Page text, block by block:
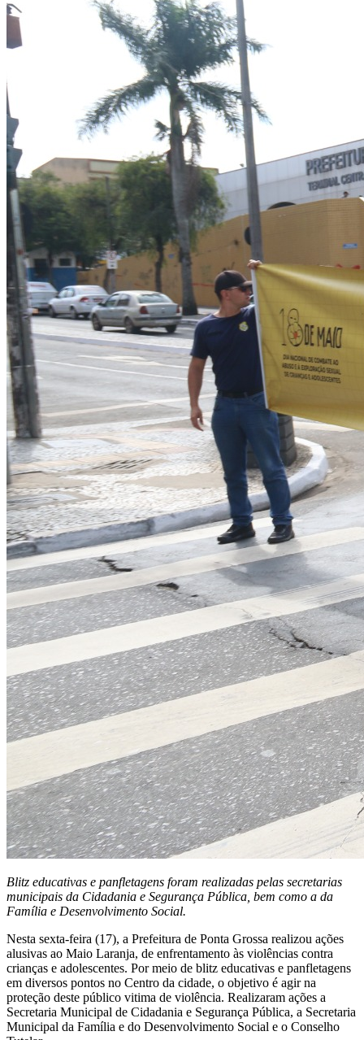
Blitz educativas e panfletagens foram realizadas pelas secretarias
municipais da Cidadania e Segurança Pública, bem como a da
Família e Desenvolvimento Social.
Nesta sexta-feira (17), a Prefeitura de Ponta Grossa realizou ações
alusivas ao Maio Laranja, de enfrentamento às violências contra
crianças e adolescentes. Por meio de blitz educativas e panfletagens
em diversos pontos no Centro da cidade, o objetivo é agir na
proteção deste público vitima de violência. Realizaram ações a
Secretaria Municipal de Cidadania e Segurança Pública, a Secretaria
Municipal da Família e do Desenvolvimento Social e o Conselho